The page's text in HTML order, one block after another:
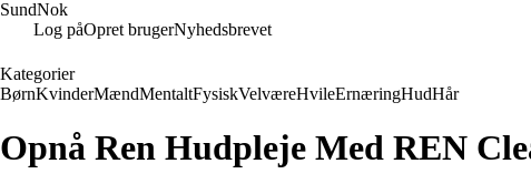
SundNok
Log påOpret brugerNyhedsbrevet
Kategorier
BørnKvinderMændMentaltFysiskVelværeHvileErnæringHudHår
Opnå Ren Hudpleje Med REN